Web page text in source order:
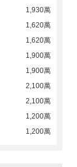
1,930萬
1,620萬
1,620萬
1,900萬
1,900萬
2,100萬
2,100萬
1,200萬
1,200萬